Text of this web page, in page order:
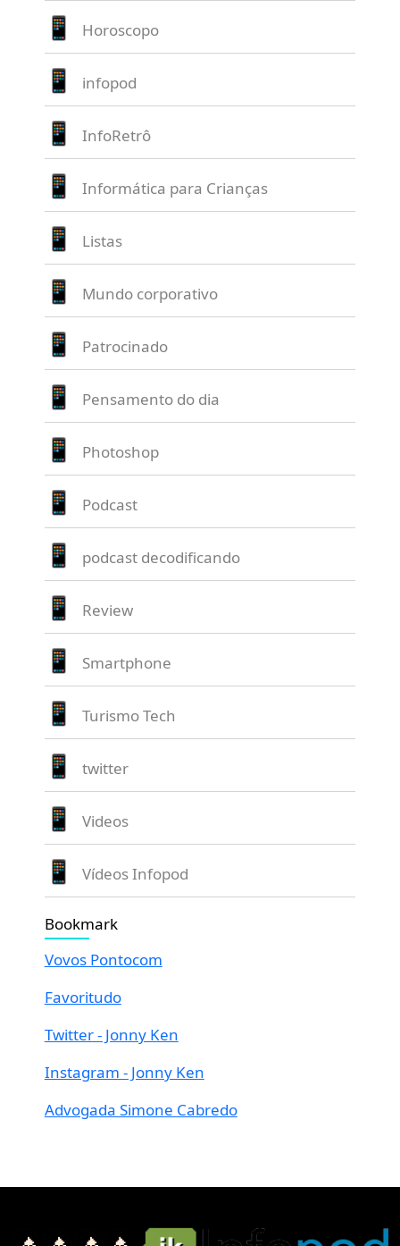
Horoscopo
infopod
InfoRetrô
Informática para Crianças
Listas
Mundo corporativo
Patrocinado
Pensamento do dia
Photoshop
Podcast
podcast decodificando
Review
Smartphone
Turismo Tech
twitter
Videos
Vídeos Infopod
Bookmark
Vovos Pontocom
Favoritudo
Twitter - Jonny Ken
Instagram - Jonny Ken
Advogada Simone Cabredo